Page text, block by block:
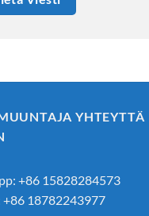
YHTEYTTÄ
+86 15828284573
+86 18782243977